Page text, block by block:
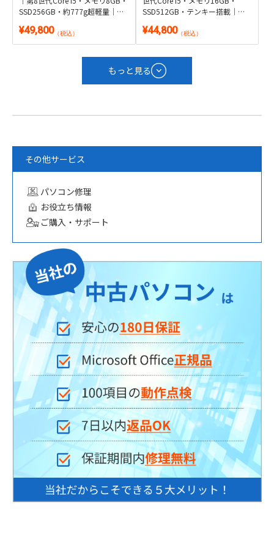
その他サービス
パソコン修理
お役立ち情報
ご購入・サポート
SSD256GB・約777g超軽量｜
2024付き
¥49,800（税込）
SSD512GB・テンキー搭載｜
¥44,800（税込）
もっと見る